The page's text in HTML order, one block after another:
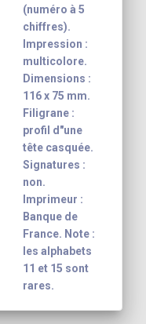
(numéro à 5
chiffres).
Impression :
multicolore.
Dimensions :
116 x 75 mm.
Filigrane :
profil d"une
tête casquée.
Signatures :
non.
Imprimeur :
Banque de
France. Note :
les alphabets
11 et 15 sont
rares.